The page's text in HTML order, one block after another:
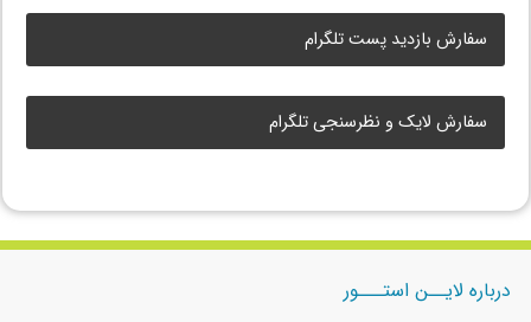
سفارش بازدید پست تلگرام
سفارش لایک و نظرسنجی تلگرام